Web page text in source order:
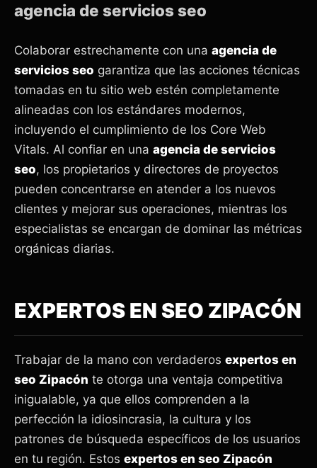
agencia de servicios seo
Colaborar estrechamente con una agencia de
servicios seo garantiza que las acciones técnicas
tomadas en tu sitio web estén completamente
alineadas con los estándares modernos,
incluyendo el cumplimiento de los Core Web
Vitals. Al confiar en una agencia de servicios
seo, los propietarios y directores de proyectos
pueden concentrarse en atender a los nuevos
clientes y mejorar sus operaciones, mientras los
especialistas se encargan de dominar las métricas
orgánicas diarias.
EXPERTOS EN SEO ZIPACÓN
Trabajar de la mano con verdaderos expertos en
seo Zipacón te otorga una ventaja competitiva
inigualable, ya que ellos comprenden a la
perfección la idiosincrasia, la cultura y los
patrones de búsqueda específicos de los usuarios
en tu región. Estos expertos en seo Zipacón